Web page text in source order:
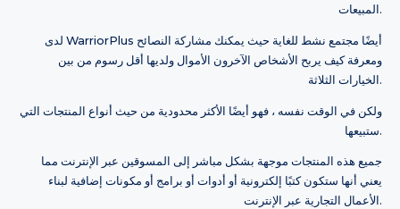
المبيعات.
لدى WarriorPlus أيضًا مجتمع نشط للغاية حيث يمكنك مشاركة النصائح
ومعرفة كيف يربح الأشخاص الآخرون الأموال ولديها أقل رسوم من بين
الخيارات الثلاثة.
ولكن في الوقت نفسه ، فهو أيضًا الأكثر محدودية من حيث أنواع المنتجات التي
ستبيعها.
جميع هذه المنتجات موجهة بشكل مباشر إلى المسوقين عبر الإنترنت مما
يعني أنها ستكون كتبًا إلكترونية أو أدوات أو برامج أو مكونات إضافية لبناء
الأعمال التجارية عبر الإنترنت.